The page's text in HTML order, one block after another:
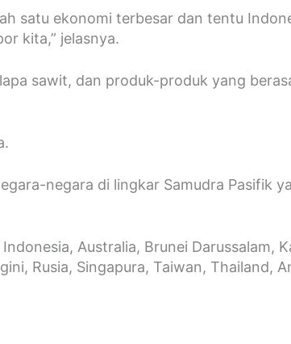
satu ekonomi terbesar dan tentu
kita,” jelasnya.
sawit, dan produk-produk yang
negara di lingkar Samudra Pasifik
Australia, Brunei Darussalam,
Rusia, Singapura, Taiwan, Thailand,